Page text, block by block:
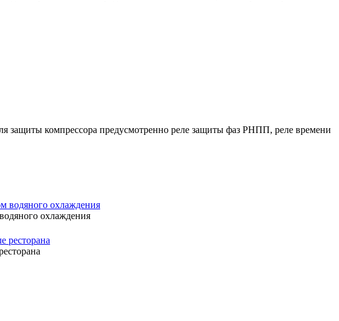
защиты компрессора предусмотренно реле защиты фаз РНПП, реле времени
охлаждения